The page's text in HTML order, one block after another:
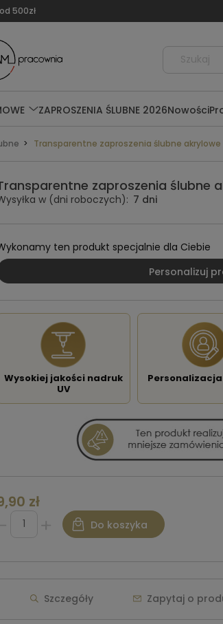
500zł
ZAPROSZENIA ŚLUBNE 2026Nowości
Transparentne zaproszenia ślubne akrylowe
zaproszenia ślubne
w (dni roboczych): 7 dni
ten produkt specjalnie dla Ciebie
Personalizuj
Wysokiej jakości nadruk
UV
zł
Do koszyka
Szczegóły Zapytaj o